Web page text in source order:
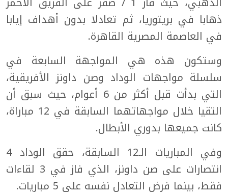
ذهابا في بريتوريا، ثم تعادلا بدون أهداف إيابا
في العاصمة المصرية القاهرة.
وستكون هذه هي المواجهة السابعة في
سلسلة مواجهات الوداد وصن داونز الأفريقية،
التي بدأت قبل أكثر من 6 أعوام، حيث سبق أن
التقيا خلال مواجهاتهما السابقة في 12 مباراة،
كانت جميعها بدوري الأبطال.
وفي المباريات الـ12 السابقة، حقق الوداد 4
انتصارات على صن داونز، الذي فاز في 3 لقاءات
فقط، بينما فرض التعادل نفسه على 5 مباريات.